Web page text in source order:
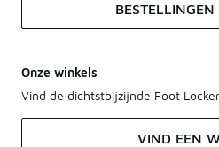
BESTELLINGEN
Onze winkels
Vind de dichtstbijzijnde Foot
VIND EEN